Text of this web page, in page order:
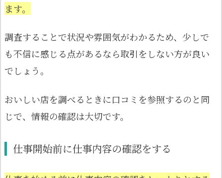
ます。
調査することで状況や雰囲気がわかるため、少しで
も不信に感じる点があるなら取引をしない方が良い
でしょう。
おいしい店を調べるときに口コミを参照するのと同
じで、情報の確認は大切です。
仕事開始前に仕事内容の確認をする